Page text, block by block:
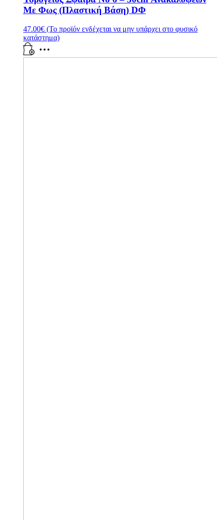
Με Φως (Πλαστική Βάση) DΦ
47.00€ (Το προϊόν ενδέχεται να μην υπάρχει στο φυσικό
κατάστημα)